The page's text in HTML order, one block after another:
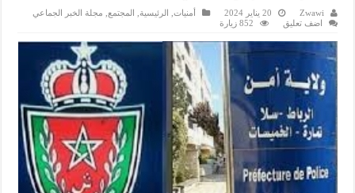
Zwawi 20 يناير 2024 أمنيات الرئيسية المجتمع
مجلة الخبر الجماعي
اضف تعليق
852 زيارة